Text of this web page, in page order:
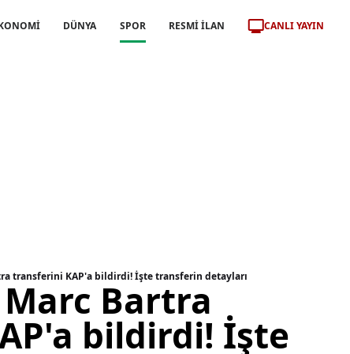
DÜNYA SPOR RESMİ İLAN CANLI YAYIN
transferini KAP'a bildirdi! İşte transferin detayları
Bartra
bildirdi! İşte